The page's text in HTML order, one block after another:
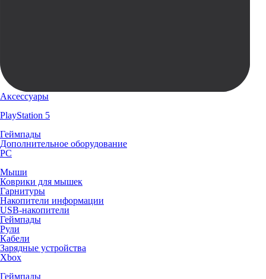
Аксессуары
PlayStation 5
Геймпады
Дополнительное оборудование
PC
Мыши
Коврики для мышек
Гарнитуры
Накопители информации
USB-накопители
Геймпады
Рули
Кабели
Зарядные устройства
Xbox
Геймпады